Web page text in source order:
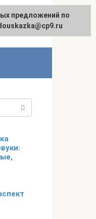
предложений по